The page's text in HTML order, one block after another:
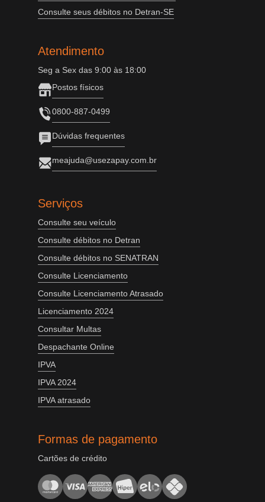
Consulte seus débitos no Detran-SE
Atendimento
Seg a Sex das 9:00 às 18:00
Postos físicos
0800-887-0499
Dúvidas frequentes
meajuda@usezapay.com.br
Serviços
Consulte seu veículo
Consulte débitos no Detran
Consulte débitos no SENATRAN
Consulte Licenciamento
Consulte Licenciamento Atrasado
Licenciamento 2024
Consultar Multas
Despachante Online
IPVA
IPVA 2024
IPVA atrasado
Formas de pagamento
Cartões de crédito